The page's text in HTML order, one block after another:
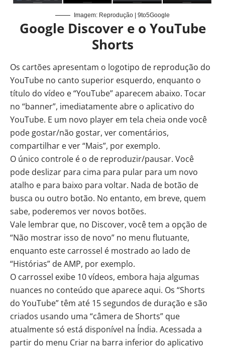
Imagem: Reprodução | 9to5Google
Google Discover e o YouTube
Shorts
Os cartões apresentam o logotipo de reprodução do
YouTube no canto superior esquerdo, enquanto o
título do vídeo e “YouTube” aparecem abaixo. Tocar
no “banner”, imediatamente abre o aplicativo do
YouTube. E um novo player em tela cheia onde você
pode gostar/não gostar, ver comentários,
compartilhar e ver “Mais”, por exemplo.
O único controle é o de reproduzir/pausar. Você
pode deslizar para cima para pular para um novo
atalho e para baixo para voltar. Nada de botão de
busca ou outro botão. No entanto, em breve, quem
sabe, poderemos ver novos botões.
Vale lembrar que, no Discover, você tem a opção de
“Não mostrar isso de novo” no menu flutuante,
enquanto este carrossel é mostrado ao lado de
“Histórias” de AMP, por exemplo.
O carrossel exibe 10 vídeos, embora haja algumas
nuances no conteúdo que aparece aqui. Os “Shorts
do YouTube” têm até 15 segundos de duração e são
criados usando uma “câmera de Shorts” que
atualmente só está disponível na Índia. Acessada a
partir do menu Criar na barra inferior do aplicativo